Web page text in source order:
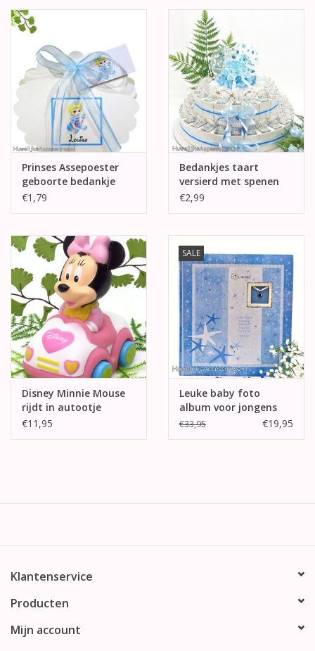
Prinses Assepoester
geboorte bedankje
€1,79
Bedankjes taart
versierd met spenen
op spiegeltjes
€2,99
Disney Minnie Mouse
rijdt in autootje
€11,95
SALE
Leuke baby foto
album voor jongens
€33,95 €19,95
Klantenservice
Producten
Mijn account